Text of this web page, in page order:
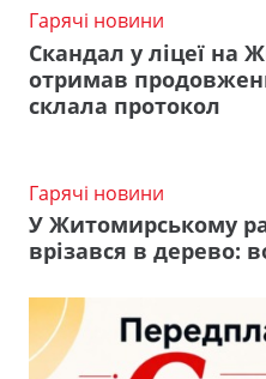
Гарячі новини
Скандал у ліцеї на
отримав
склала протокол
Гарячі новини
У Житомирському
врізався в дерево: